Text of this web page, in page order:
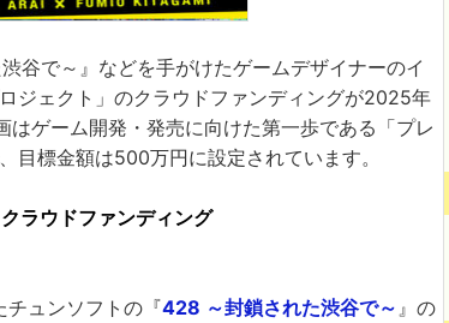
谷で～』などを手がけたゲームデザイナーのイ
ジェクト」のクラウドファンディングが2025年
ゲーム開発・発売に向けた第一歩である「プレ
目標金額は500万円に設定されています。
ラウドファンディング
ュンソフトの『428 ～封鎖された渋谷で～ 』の